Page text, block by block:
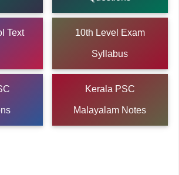
Text 10th Level Exam
Syllabus
Kerala PSC
Malayalam Notes